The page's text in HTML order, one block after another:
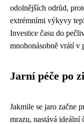
odolnějších odrůd,
extrémními výkyvy
Investice času do
mnohonásobně vrátí v
Jarní péče po
Jakmile se jaro začne
mrazu, nastává ideální